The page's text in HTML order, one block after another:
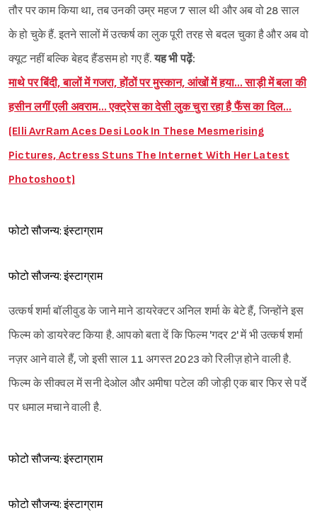
तौर पर काम किया था, तब उनकी उम्र महज 7 साल थी और अब वो 28 साल
के हो चुके हैं. इतने सालों में उत्कर्ष का लुक पूरी तरह से बदल चुका है और अब वो
क्यूट नहीं बल्कि बेहद हैंडसम हो गए हैं.यह भी पढ़ें:
माथे पर बिंदी, बालों में गजरा, होंठों पर मुस्कान, आंखों में हया… साड़ी में बला की
हसीन लगीं एली अवराम… एक्ट्रेस का देसी लुक चुरा रहा है फैंस का दिल…
(Elli AvrRam Aces Desi Look In These Mesmerising
Pictures, Actress Stuns The Internet With Her Latest
Photoshoot)
फोटो सौजन्य: इंस्टाग्राम
फोटो सौजन्य: इंस्टाग्राम
उत्कर्ष शर्मा बॉलीवुड के जाने माने डायरेक्टर अनिल शर्मा के बेटे हैं, जिन्होंने इस
फिल्म को डायरेक्ट किया है. आपको बता दें कि फिल्म 'गदर 2' में भी उत्कर्ष शर्मा
नज़र आने वाले हैं, जो इसी साल 11 अगस्त 2023 को रिलीज़ होने वाली है.
फिल्म के सीक्वल में सनी देओल और अमीषा पटेल की जोड़ी एक बार फिर से पर्दे
पर धमाल मचाने वाली है.
फोटो सौजन्य: इंस्टाग्राम
फोटो सौजन्य: इंस्टाग्राम